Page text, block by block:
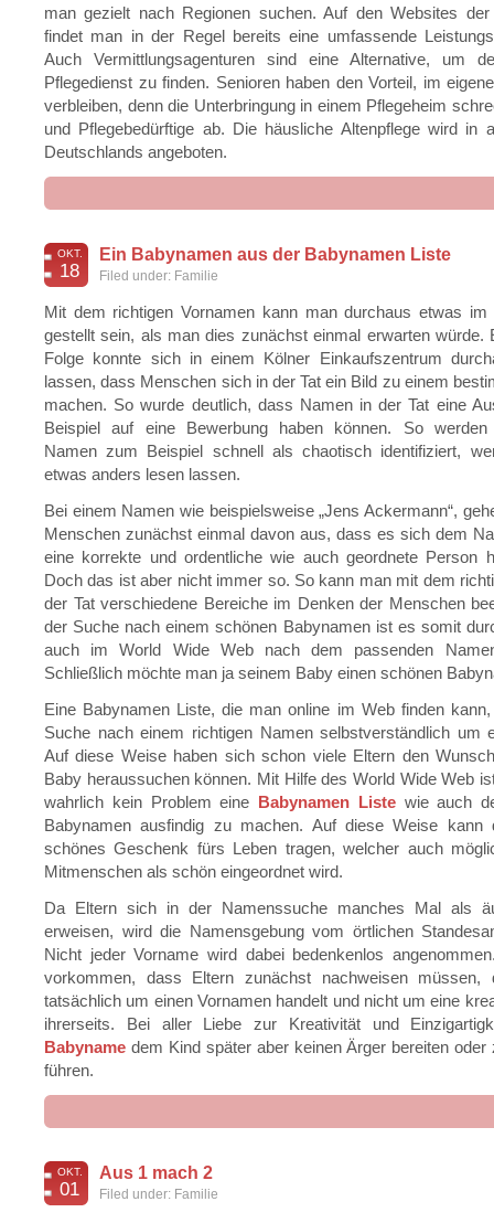
man gezielt nach Regionen suchen. Auf den Websites der
findet man in der Regel bereits eine umfassende
Auch Vermittlungsagenturen sind eine Alternative, um
Pflegedienst zu finden. Senioren haben den Vorteil, im
verbleiben, denn die Unterbringung in einem Pflegeheim
und Pflegebedürftige ab. Die häusliche Altenpflege wird in
Deutschlands angeboten.
OKT.
18
Ein Babynamen aus der Babynamen Liste
Filed under: Familie
Mit dem richtigen Vornamen kann man durchaus etwas im
gestellt sein, als man dies zunächst einmal erwarten würde.
Folge konnte sich in einem Kölner Einkaufszentrum
lassen, dass Menschen sich in der Tat ein Bild zu einem
machen. So wurde deutlich, dass Namen in der Tat eine
Beispiel auf eine Bewerbung haben können. So werden
Namen zum Beispiel schnell als chaotisch identifiziert,
etwas anders lesen lassen.
Bei einem Namen wie beispielsweise „Jens Ackermann“,
Menschen zunächst einmal davon aus, dass es sich dem
eine korrekte und ordentliche wie auch geordnete Person
Doch das ist aber nicht immer so. So kann man mit dem
der Tat verschiedene Bereiche im Denken der Menschen
der Suche nach einem schönen Babynamen ist es somit
auch im World Wide Web nach dem passenden
Schließlich möchte man ja seinem Baby einen schönen
Eine Babynamen Liste, die man online im Web finden
Suche nach einem richtigen Namen selbstverständlich um
Auf diese Weise haben sich schon viele Eltern den
Baby heraussuchen können. Mit Hilfe des World Wide Web
wahrlich kein Problem eine Babynamen Listewie auch
Babynamen ausfindig zu machen. Auf diese Weise kann
schönes Geschenk fürs Leben tragen, welcher auch
Mitmenschen als schön eingeordnet wird.
Da Eltern sich in der Namenssuche manches Mal als
erweisen, wird die Namensgebung vom örtlichen
Nicht jeder Vorname wird dabei bedenkenlos
vorkommen, dass Eltern zunächst nachweisen
tatsächlich um einen Vornamen handelt und nicht um eine
ihrerseits. Bei aller Liebe zur Kreativität und
Babyname dem Kind später aber keinen Ärger bereiten oder
führen.
OKT.
01
Aus 1 mach 2
Filed under: Familie